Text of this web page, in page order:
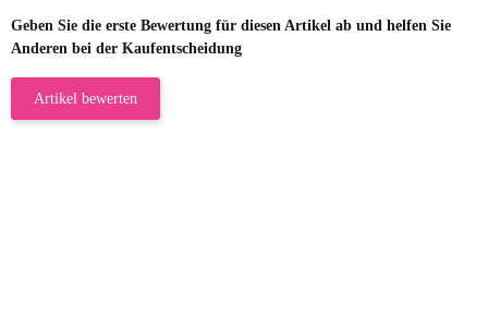
Geben Sie die erste Bewertung für diesen Artikel ab und helfen Sie
Anderen bei der Kaufentscheidung
Artikel bewerten